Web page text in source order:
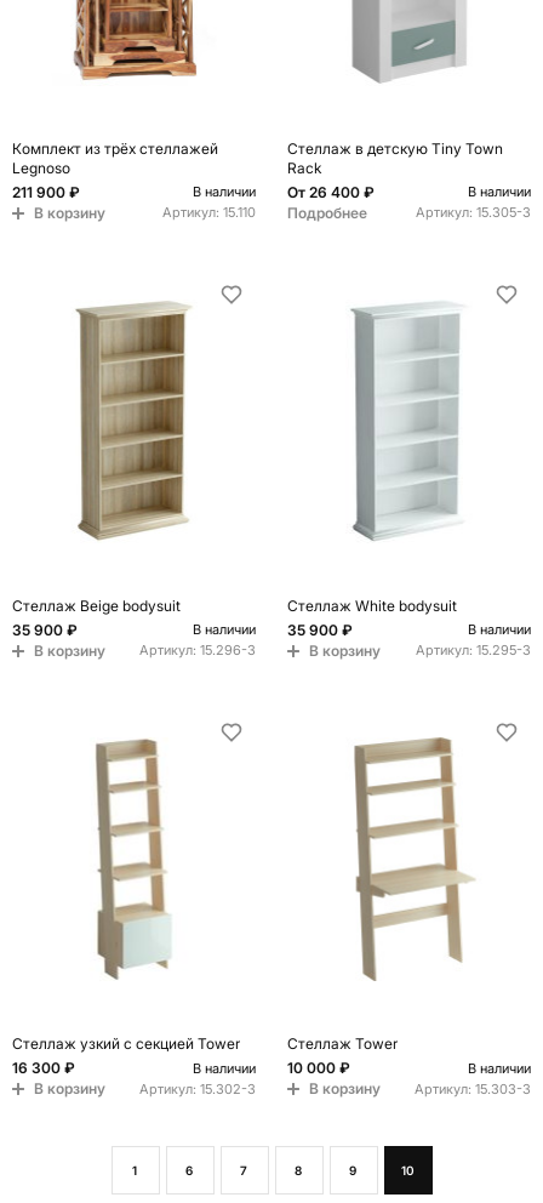
Комплект из трёх стеллажей
Legnoso
211 900 ₽
В наличии
В корзину Артикул: 15.110
Стеллаж в детскую Tiny Town
Rack
От 26 400 ₽ В наличии
Подробнее Артикул: 15.305-3
Стеллаж Beige bodysuit
35 900 ₽
В наличии
В корзину Артикул: 15.296-3
Стеллаж White bodysuit
35 900 ₽
В наличии
В корзину Артикул: 15.295-3
Стеллаж узкий с секцией Tower
16 300 ₽
В наличии
В корзину Артикул: 15.302-3
Стеллаж Tower
10 000 ₽
В наличии
В корзину Артикул: 15.303-3
1 6 7 8 9 10